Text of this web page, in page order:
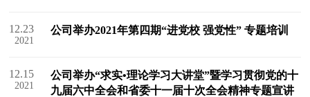
12.23
2021
公司举办2021年第四期“进党校 强党性” 专题培训
12.15
2021
公司举办“求实•理论学习大讲堂”暨学习贯彻党的十
九届六中全会和省委十一届十次全会精神专题宣讲